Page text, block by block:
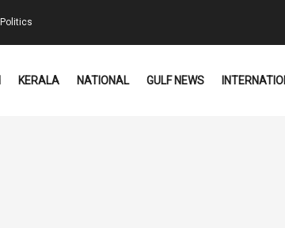
Politics
KERALA NATIONAL GULF NEWS